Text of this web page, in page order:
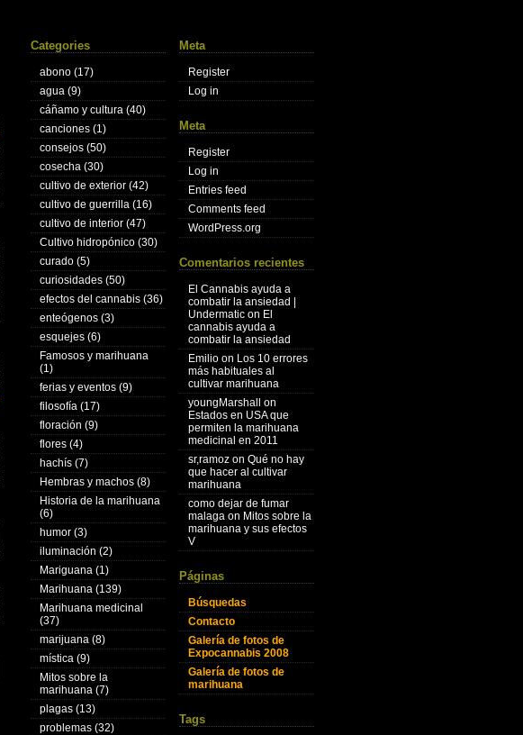
Categories
abono (17)
agua (9)
cáñamo y cultura (40)
canciones (1)
consejos (50)
cosecha (30)
cultivo de exterior (42)
cultivo de guerrilla (16)
cultivo de interior (47)
Cultivo hidropónico (30)
curado (5)
curiosidades (50)
efectos del cannabis (36)
enteógenos (3)
esquejes (6)
Famosos y marihuana
(1)
ferias y eventos (9)
filosofía (17)
floración (9)
flores (4)
hachís (7)
Hembras y machos (8)
Historia de la marihuana
(6)
humor (3)
iluminación (2)
Mariguana (1)
Marihuana (139)
Marihuana medicinal
(37)
marijuana (8)
mística (9)
Mitos sobre la
marihuana (7)
plagas (13)
problemas (32)
Meta
Register
Log in
Meta
Register
Log in
Entries feed
Comments feed
WordPress.org
Comentarios recientes
El Cannabis ayuda a
combatir la ansiedad |
Undermatic on El
cannabis ayuda a
combatir la ansiedad
Emilio on Los 10 errores
más habituales al
cultivar marihuana
youngMarshall on
Estados en USA que
permiten la marihuana
medicinal en 2011
sr,ramoz on Qué no hay
que hacer al cultivar
marihuana
como dejar de fumar
malaga on Mitos sobre la
marihuana y sus efectos
V
Páginas
Búsquedas
Contacto
Galería de fotos de
Expocannabis 2008
Galería de fotos de
marihuana
Tags